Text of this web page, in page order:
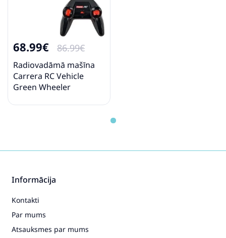
68.99€ 86.99€
Radiovadāmā mašīna
Carrera RC Vehicle
Green Wheeler
Informācija
Kontakti
Par mums
Atsauksmes par mums